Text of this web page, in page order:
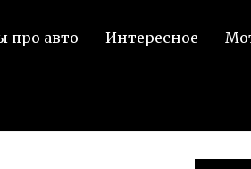
про авто Интересное